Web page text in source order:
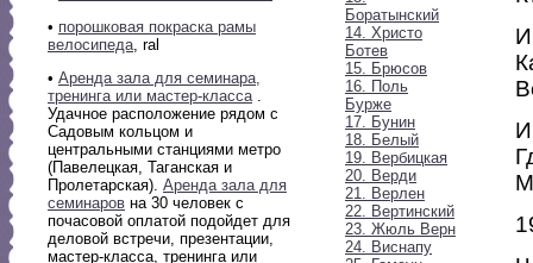
• порошковая покраска рамы
велосипеда, ral
• Аренда зала для семинара,
тренинга или мастер-класса.
Удачное расположение рядом с
Садовым кольцом и
центральными станциями метро
(Павелецкая, Таганская и
Пролетарская). Аренда зала для
семинаров на 30 человек с
почасовой оплатой подойдет для
деловой встречи, презентации,
мастер-класса, тренинга или
Боратынский
14. Христо
Ботев
15. Брюсов
16. Поль
Бурже
17. Бунин
18. Белый
19. Вербицкая
20. Верди
21. Верлен
22. Вертинский
23. Жюль Верн
24. Виснапу